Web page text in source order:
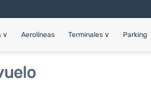
∨ Aerolíneas Terminales ∨ Parking